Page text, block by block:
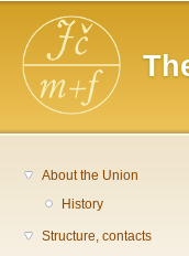
Main menu
About the Union
History
Structure, contacts